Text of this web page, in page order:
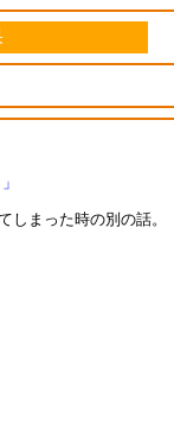
しまった時の別の話。